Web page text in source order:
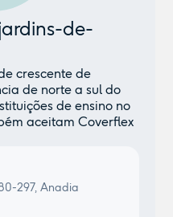
de-
crescente de
de norte a sul do
de ensino no
aceitam Coverflex
297, Anadia